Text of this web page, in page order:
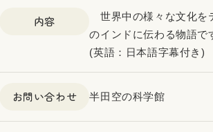
内容
世界中の様々な文化を
のインドに伝わる物語で
(英語：日本語字幕付き)
お問い合わせ 半田空の科学館